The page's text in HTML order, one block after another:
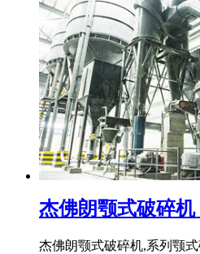
杰佛朗颚式破碎
杰佛朗颚式破碎机,系列颚